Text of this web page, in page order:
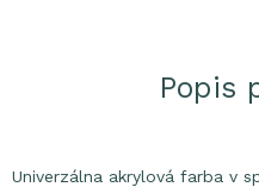
Popis
Univerzálna akrylová farba v